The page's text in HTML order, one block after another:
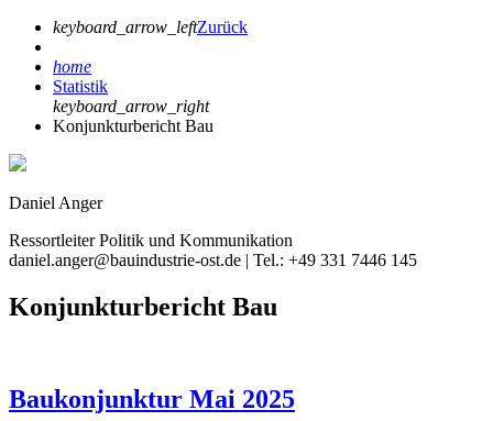
keyboard_arrow_leftZurück
home
Statistik
keyboard_arrow_right
Konjunkturbericht Bau
Daniel Anger
Ressortleiter Politik und Kommunikation
daniel.anger@bauindustrie-ost.de | Tel.: +49 331 7446 145
Konjunkturbericht Bau
Baukonjunktur Mai 2025